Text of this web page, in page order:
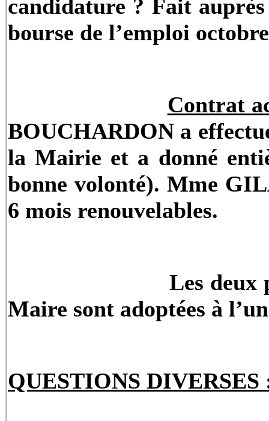
candidature ? Fait
bourse de l’emploi
Contrat
BOUCHARDON a
la Mairie et a donné
bonne volonté). Mme
6 mois renouvelables.
Les deux
Maire sont adoptées à
QUESTIONS DIVERSES